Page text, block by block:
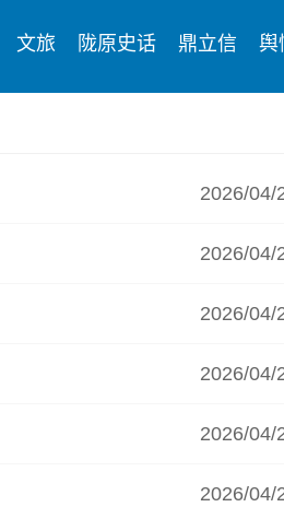
文旅 陇原史话 鼎立信 舆
2026/04/
2026/04/
2026/04/
2026/04/
2026/04/
2026/04/